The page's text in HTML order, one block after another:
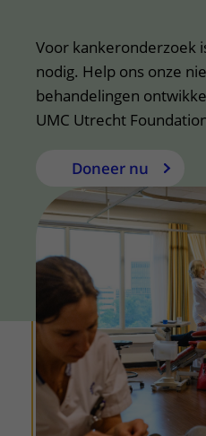
Voor kankeronderzoek
nodig. Help ons onze
behandelingen
UMC Utrecht
Doneer nu